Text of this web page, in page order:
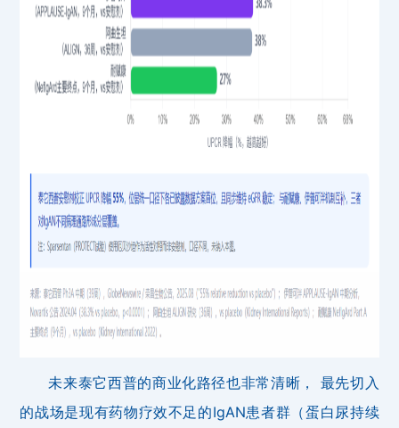
未来泰它西普的商业化路径也非常清晰， 最先切入
的战场是现有药物疗效不足的IgAN患者群（蛋白尿持续